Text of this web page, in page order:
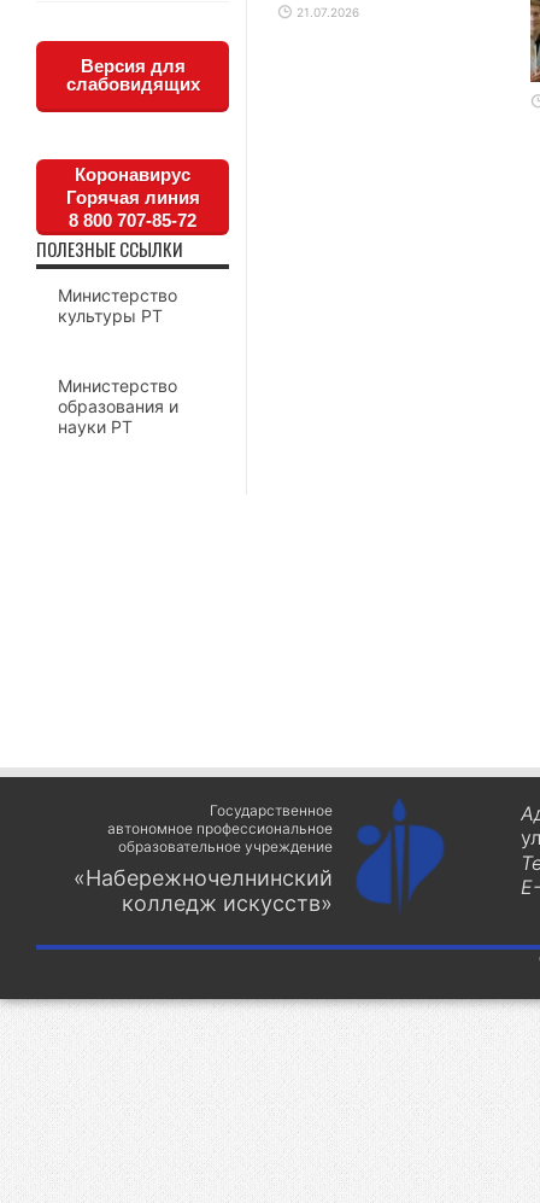
21.07.2026
Версия для
слабовидящих
Коронавирус
Горячая линия
8 800 707-85-72
ПОЛЕЗНЫЕ ССЫЛКИ
Министерство
культуры РТ
Министерство
образования и
науки РТ
Государственное
автономное профессиональное
образовательное учреждение
«Набережночелнинский
колледж искусств»